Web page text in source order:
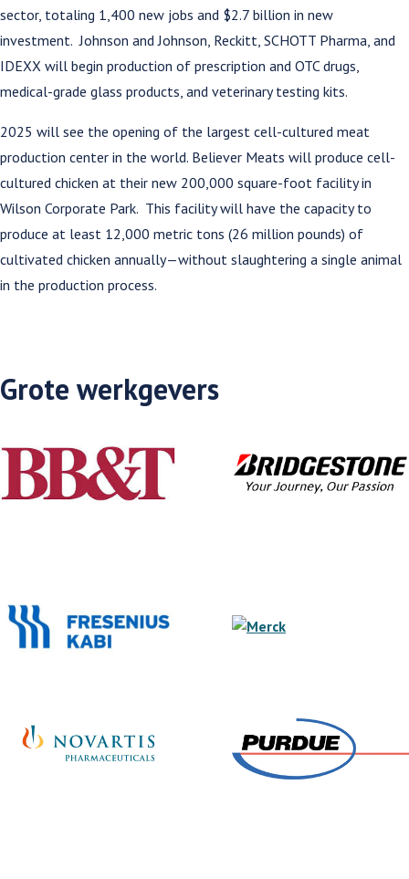
sector, totaling 1,400 new jobs and $2.7 billion in new
investment. Johnson and Johnson, Reckitt, SCHOTT Pharma, and
IDEXX will begin production of prescription and OTC drugs,
medical-grade glass products, and veterinary testing kits.
2025 will see the opening of the largest cell-cultured meat
production center in the world. Believer Meats will produce cell-
cultured chicken at their new 200,000 square-foot facility in
Wilson Corporate Park. This facility will have the capacity to
produce at least 12,000 metric tons (26 million pounds) of
cultivated chicken annually—without slaughtering a single animal
in the production process.
Grote werkgevers